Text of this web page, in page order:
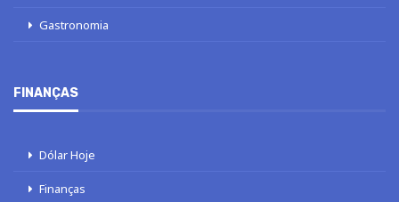
Gastronomia
FINANÇAS
Dólar Hoje
Finanças